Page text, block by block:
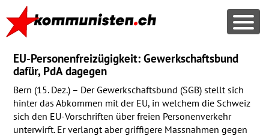
EU-Personenfreizügigkeit: Gewerkschaftsbund
dafür, PdA dagegen
Bern (15. Dez.) – Der Gewerkschaftsbund (SGB) stellt sich
hinter das Abkommen mit der EU, in welchem die Schweiz
sich den EU-Vorschriften über freien Personenverkehr
unterwirft. Er verlangt aber griffigere Massnahmen gegen